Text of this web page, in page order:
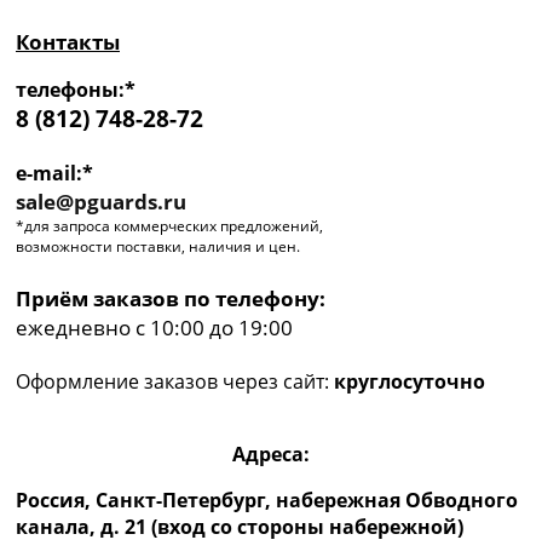
Контакты
телефоны:*
8 (812) 748-28-72
e-mail:*
sale@pguards.ru
*для запроса коммерческих предложений,
возможности поставки, наличия и цен.
Приём заказов по телефону:
ежедневно с 10:00 до 19:00
Оформление заказов через сайт: круглосуточно
Адреса:
Россия, Санкт-Петербург, набережная Обводного
канала, д. 21 (вход со стороны набережной)